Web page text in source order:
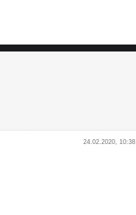
24.02.2020, 10:38